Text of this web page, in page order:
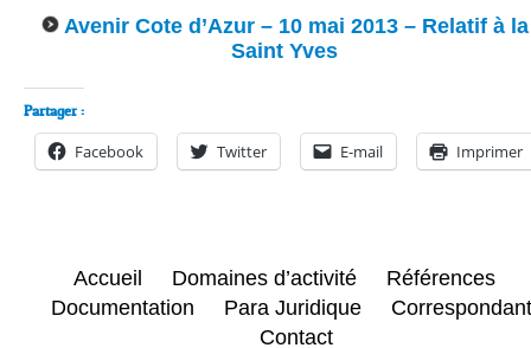
Avenir Cote d’Azur – 10 mai 2013 – Relatif à la
Saint Yves
Partager :
Facebook Twitter E-mail Imprimer
Accueil Domaines d’activité
Références
Documentation
Para Juridique
Contact